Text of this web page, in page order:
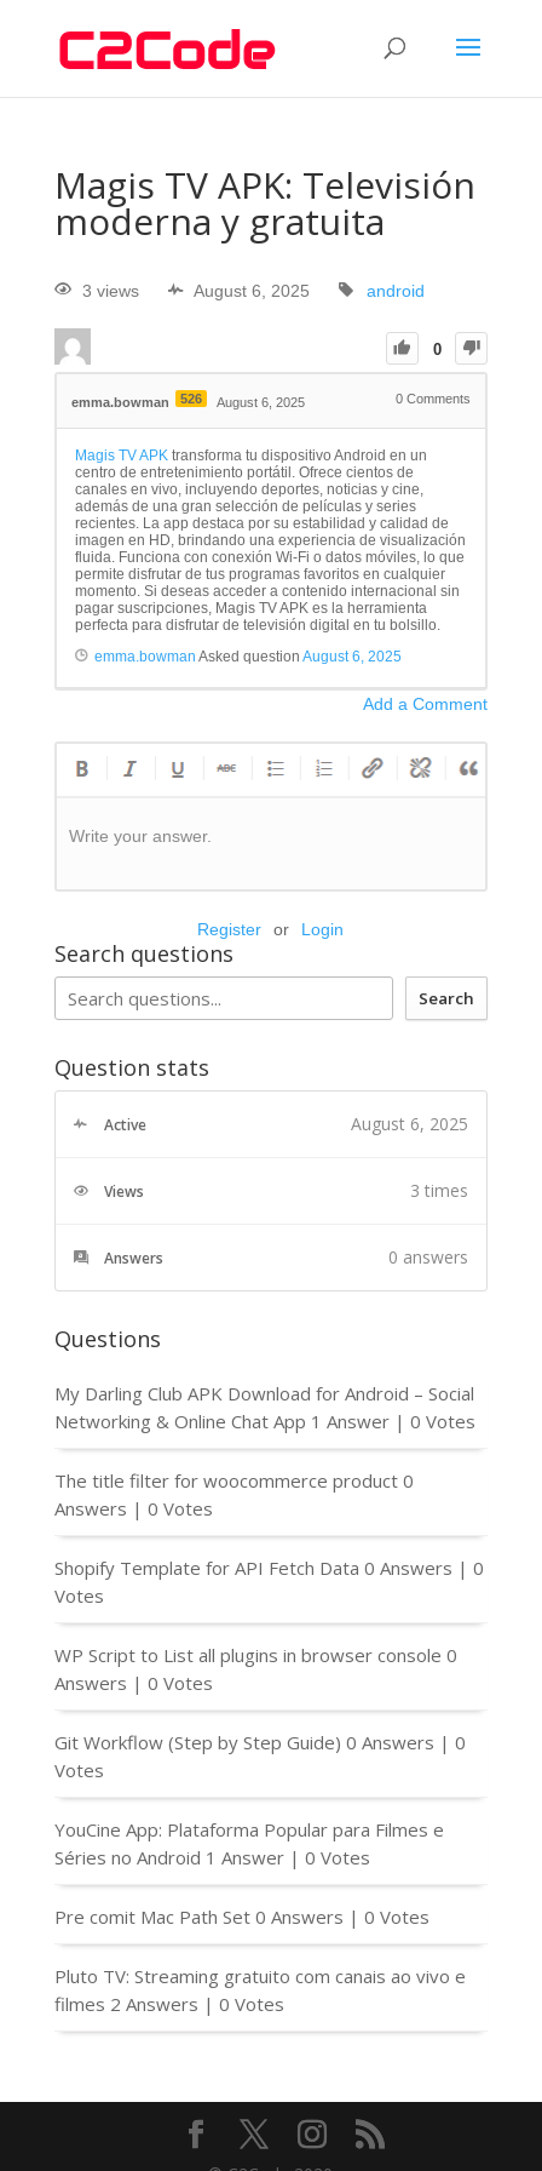
Magis TV APK: Televisión
moderna y gratuita
3 views August 6, 2025 android
0
emma.bowman 526 August 6, 2025 0 Comments
Magis TV APKtransforma tu dispositivo Android en un
centro de entretenimiento portátil. Ofrece cientos de
canales en vivo, incluyendo deportes, noticias y cine,
además de una gran selección de películas y series
recientes. La app destaca por su estabilidad y calidad de
imagen en HD, brindando una experiencia de visualización
fluida. Funciona con conexión Wi-Fi o datos móviles, lo que
permite disfrutar de tus programas favoritos en cualquier
momento. Si deseas acceder a contenido internacional sin
pagar suscripciones, Magis TV APK es la herramienta
perfecta para disfrutar de televisión digital en tu bolsillo.
emma.bowman Asked question August 6, 2025
Add a Comment
Write your answer.
Register or Login
Search questions
Search
Question stats
Active August 6, 2025
Views 3 times
Answers 0 answers
Questions
My Darling Club APK Download for Android – Social
Networking & Online Chat App 1 Answer | 0 Votes
The title filter for woocommerce product 0
Answers | 0 Votes
Shopify Template for API Fetch Data 0 Answers | 0
Votes
WP Script to List all plugins in browser console 0
Answers | 0 Votes
Git Workflow (Step by Step Guide) 0 Answers | 0
Votes
YouCine App: Plataforma Popular para Filmes e
Séries no Android 1 Answer | 0 Votes
Pre comit Mac Path Set 0 Answers | 0 Votes
Pluto TV: Streaming gratuito com canais ao vivo e
filmes 2 Answers | 0 Votes